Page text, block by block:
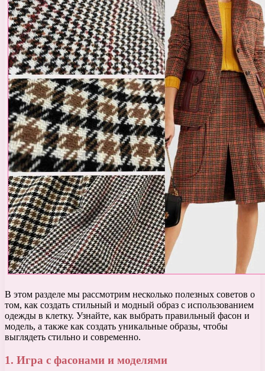
В этом разделе мы рассмотрим несколько полезных советов о
том, как создать стильный и модный образ с использованием
одежды в клетку. Узнайте, как выбрать правильный фасон и
модель, а также как создать уникальные образы, чтобы
выглядеть стильно и современно.
1. Игра с фасонами и моделями